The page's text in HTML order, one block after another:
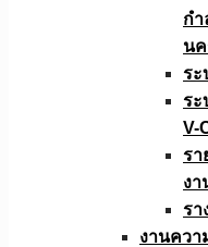
ก
น
ระ
ระ
V-
รา
งา
รา
งานควา